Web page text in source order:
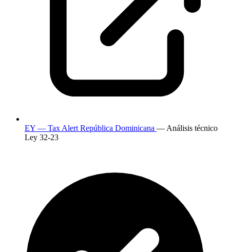
EY — Tax Alert República Dominicana — Análisis técnico
Ley 32-23